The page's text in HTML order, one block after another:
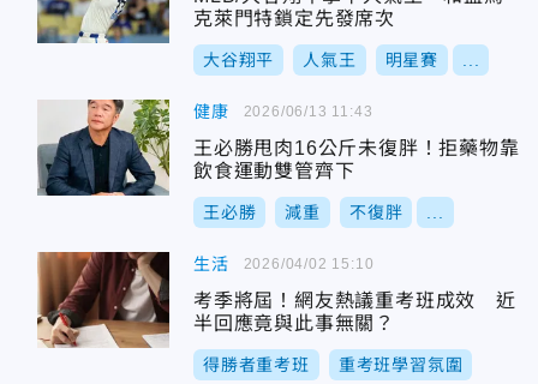
克萊門特鎖定先發席次
大谷翔平 人氣王 明星賽
健康
王必勝甩肉16公斤未復胖！拒藥物靠
飲食運動雙管齊下
王必勝 減重 不復胖
2026/06/13 11:43
生活
考季將屆！網友熱議重考班成效 近
半回應竟與此事無關？
得勝者重考班 重考班學習氛圍
2026/04/02 15:10